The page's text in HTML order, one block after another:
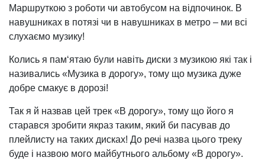
Маршруткою з роботи чи автобусом на відпочинок. В
навушниках в потязі чи в навушниках в метро – ми всі
слухаємо музику!
Колись я пам‘ятаю були навіть диски з музикою які так і
називались «Музика в дорогу», тому що музика дуже
добре смакує в дорозі!
Так я й назвав цей трек «В дорогу», тому що його я
старався зробити якраз таким, який би пасував до
плейлисту на таких дисках! До речі назва цього треку
буде і назвою мого майбутнього альбому «В дорогу».